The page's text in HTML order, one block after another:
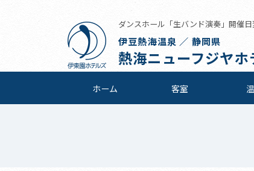
ダンスホール「生バンド演奏」開催
伊豆熱海温泉 ／ 静岡県
熱海ニューフジヤホ
ホーム 客室